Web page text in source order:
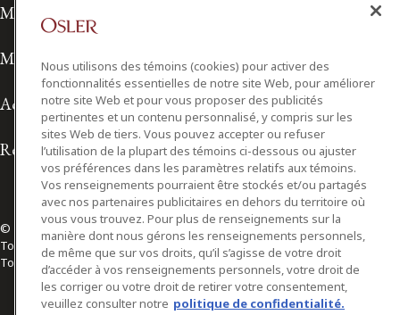
Modalités de prestation de services
Modalités d'utilisation
Accessibilité
Relations avec les médias
© 2026 Osler, Hoskin & Harcourt S.E.N.C.R.L./s.r.l.
Tous droits réservés
Toronto | Montréal | Calgary | Vancouver | Ottawa | New York
Nous utilisons des témoins (cookies) pour activer des
fonctionnalités essentielles de notre site Web, pour améliorer
notre site Web et pour vous proposer des publicités
pertinentes et un contenu personnalisé, y compris sur les
sites Web de tiers. Vous pouvez accepter ou refuser
l’utilisation de la plupart des témoins ci-dessous ou ajuster
vos préférences dans les paramètres relatifs aux témoins.
Vos renseignements pourraient être stockés et/ou partagés
avec nos partenaires publicitaires en dehors du territoire où
vous vous trouvez. Pour plus de renseignements sur la
manière dont nous gérons les renseignements personnels,
de même que sur vos droits, qu’il s’agisse de votre droit
d’accéder à vos renseignements personnels, votre droit de
les corriger ou votre droit de retirer votre consentement,
veuillez consulter notre politique de confidentialité.